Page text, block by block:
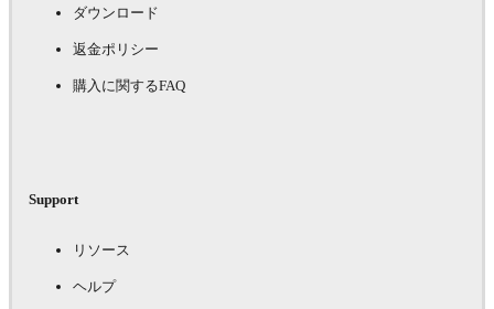
ダウンロード
返金ポリシー
購入に関するFAQ
Support
リソース
ヘルプ